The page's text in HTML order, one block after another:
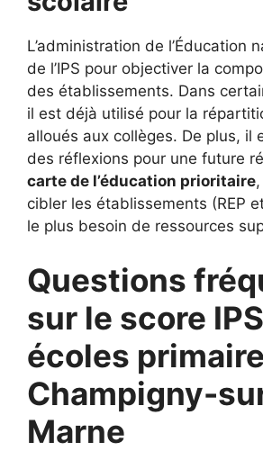
L’administration de l’Éducation
de l’IPS pour objectiver la
des établissements. Dans
il est déjà utilisé pour la
alloués aux collèges. De plus, il
des réflexions pour une future
carte de l’éducation prioritaire
cibler les établissements (REP
le plus besoin de ressources
Questions
sur le score
écoles
Champigny-
Marne